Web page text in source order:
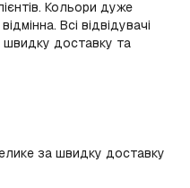
Кольори дуже
Всі відвідувачі
швидку доставку та
за швидку доставку